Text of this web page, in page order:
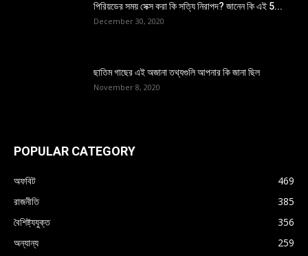
পিরিয়ডের সময় সেক্স করা কি সত্যি নিরাপদ? জানেন কি এই 5...
December 30, 2020
ছাতিম গাছের এই অজানা তথ্যগুলি আপনার কি জানা ছিল
November 8, 2020
POPULAR CATEGORY
অফবিট
469
রাজনীতি
385
বৈশিষ্ট্যযুক্ত
356
অন্যান্য
259